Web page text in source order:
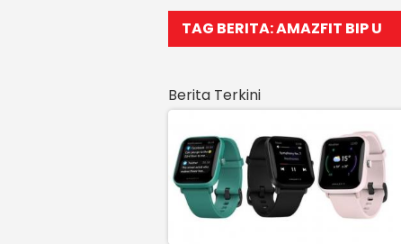
TAG BERITA: AMAZFIT BIP U
Berita Terkini